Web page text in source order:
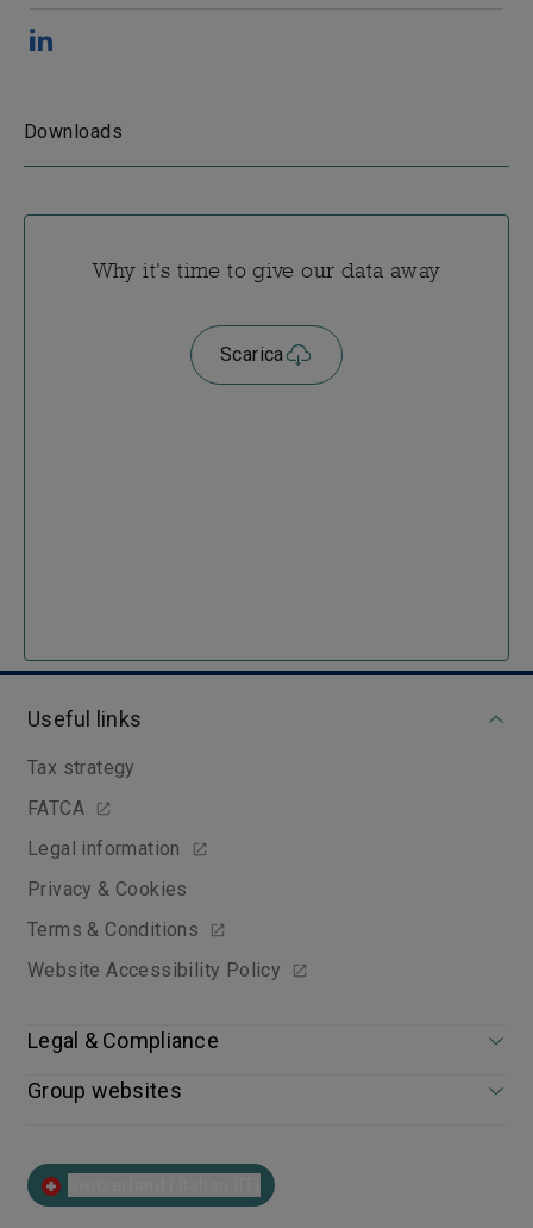
Downloads
Why it's time to give our data away
Scarica
Useful links
Tax strategy
FATCA
Legal information
Privacy & Cookies
Terms & Conditions
Website Accessibility Policy
Legal & Compliance
Group websites